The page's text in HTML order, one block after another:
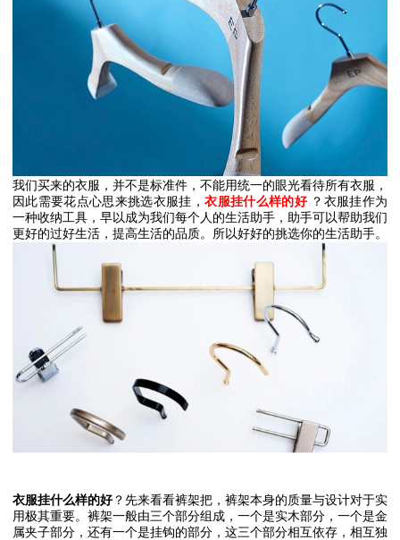
我们买来的衣服，并不是标准件，不能用统一的眼光看待所有衣服，
因此需要花点心思来挑选衣服挂，衣服挂什么样的好 ？衣服挂作为
一种收纳工具，早以成为我们每个人的生活助手，助手可以帮助我们
更好的过好生活，提高生活的品质。所以好好的挑选你的生活助手。
衣服挂什么样的好？先来看看裤架把，裤架本身的质量与设计对于实
用极其重要。裤架一般由三个部分组成，一个是实木部分，一个是金
属夹子部分，还有一个是挂钩的部分，这三个部分相互依存，相互独